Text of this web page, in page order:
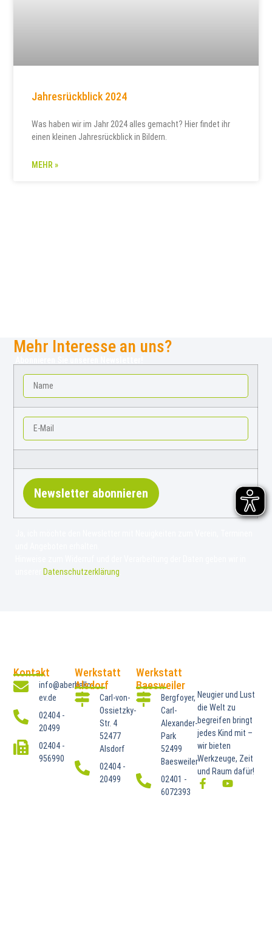
Jahresrückblick 2024
Was haben wir im Jahr 2024 alles gemacht? Hier findet ihr
einen kleinen Jahresrückblick in Bildern.
MEHR »
Mehr Interesse an uns?
Newsletter abonnieren
Datenschutzerklärung
Neugier und Lust
die Welt zu
begreifen bringt
jedes Kind mit –
wir bieten
Werkzeuge, Zeit
und Raum dafür!
Kontakt
info@aberhallo-
ev.de
02404 -
20499
02404 -
956990
Werkstatt
Alsdorf
Carl-von-
Ossietzky-
Str. 4
52477
Alsdorf
02404 -
20499
Werkstatt
Baesweiler
Bergfoyer,
Carl-
Alexander-
Park
52499
Baesweiler
02401 -
6072393